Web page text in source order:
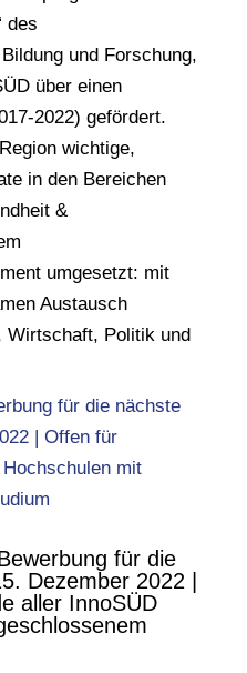
des
und Forschung,
über einen
2022) gefördert.
wichtige,
in den Bereichen
&
umgesetzt: mit
Austausch
Politik und
für die
Dezember 2022 |
aller InnoSÜD